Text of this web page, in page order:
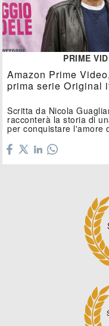
PRIME
Amazon Prime
prima serie Original
Scritta da Nicola
racconterà la storia di
per conquistare l'amore